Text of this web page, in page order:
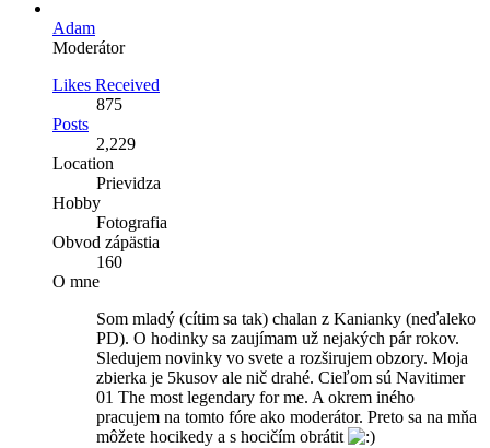
Adam
Moderátor
Likes Received
875
Posts
2,229
Location
Prievidza
Hobby
Fotografia
Obvod zápästia
160
O mne
Som mladý (cítim sa tak) chalan z Kanianky (neďaleko
PD). O hodinky sa zaujímam už nejakých pár rokov.
Sledujem novinky vo svete a rozširujem obzory. Moja
zbierka je 5kusov ale nič drahé. Cieľom sú Navitimer
01 The most legendary for me. A okrem iného
pracujem na tomto fóre ako moderátor. Preto sa na mňa
môžete hocikedy a s hocičím obrátit